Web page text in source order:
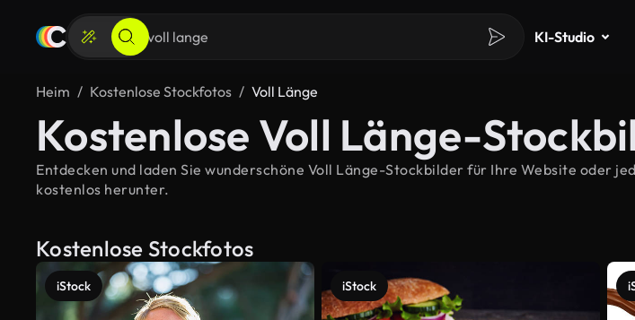
KI-Studio
Heim Kostenlose Stockfotos Voll Länge
Kostenlose Voll Länge-
Entdecken und laden Sie wunderschöne Voll Länge-Stockbilder für Ihre Website oder
kostenlos herunter.
Kostenlose Stockfotos
iStock iStock